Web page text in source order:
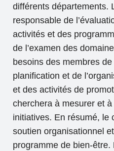
différents départements.
responsable de
activités et des
de l’examen des
besoins des membres de
planification et de
et des activités de
cherchera à mesurer et
initiatives. En résumé, le
soutien organisationnel
programme de bien-